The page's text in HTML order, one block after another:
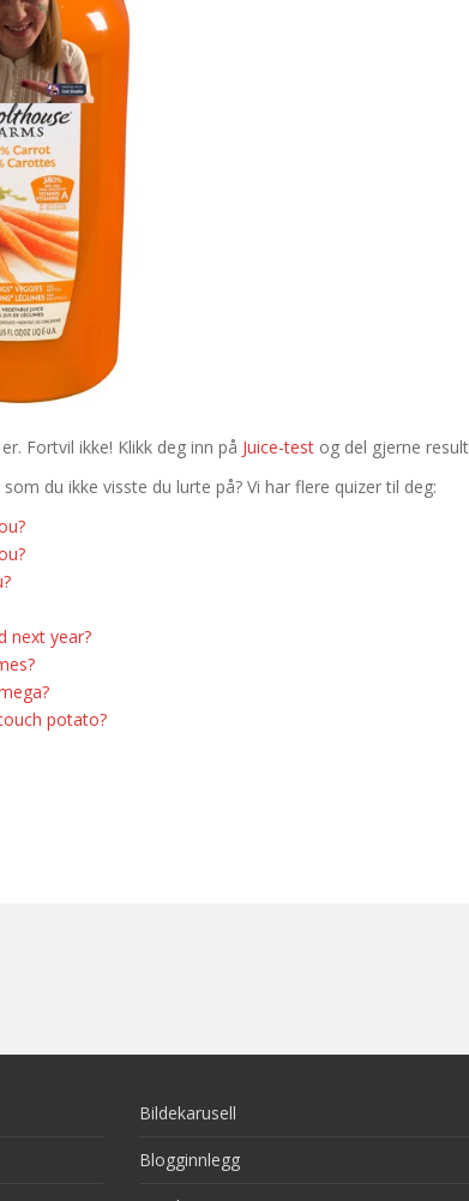
Fortvil ikke! Klikk deg inn på Juice-test og del gjerne
du ikke visste du lurte på? Vi har flere quizer til deg:
next year?
potato?
Bildekarusell
Blogginnlegg